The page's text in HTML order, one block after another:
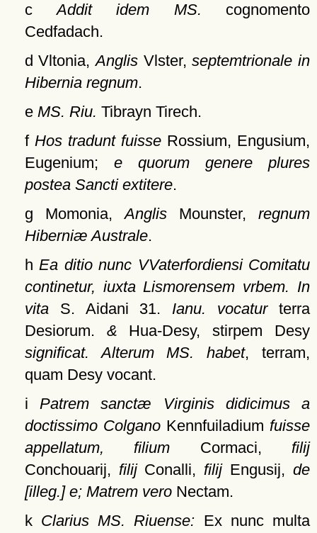
cAddit idem MS. cognomento
Cedfadach.
d Vltonia,Anglis Vlster,septemtrionale in
Hibernia regnum.
e MS. Riu. Tibrayn Tirech.
f Hos tradunt fuisseRossium, Engusium,
Eugenium; e quorum genere plures
postea Sancti extitere.
g Momonia,AnglisMounster, regnum
Hiberniæ Australe.
hEa ditio nunc VVaterfordiensi Comitatu
continetur, iuxta Lismorensem vrbem. In
vitaS. Aidani 31. Ianu. vocaturterra
Desiorum. & Hua-Desy, stirpem Desy
significat. Alterum MS. habet, terram,
quam Desy vocant.
iPatrem sanctæ Virginis didicimus a
doctissimo ColganoKennfuiladium fuisse
appellatum, filium Cormaci,filij
Conchouarij, filijConalli,filijEngusij,de
[illeg.] e; Matrem veroNectam.
k Clarius MS. Riuense: Ex nunc multa